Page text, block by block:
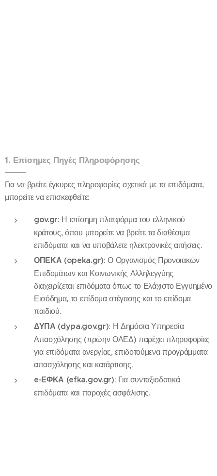
1. Επίσημες Πηγές Πληροφόρησης
Για να βρείτε έγκυρες πληροφορίες σχετικά με τα επιδόματα,
μπορείτε να επισκεφθείτε:
gov.gr: Η επίσημη πλατφόρμα του ελληνικού
κράτους, όπου μπορείτε να βρείτε τα διαθέσιμα
επιδόματα και να υποβάλετε ηλεκτρονικές αιτήσεις.
ΟΠΕΚΑ (opeka.gr): Ο Οργανισμός Προνοιακών
Επιδομάτων και Κοινωνικής Αλληλεγγύης
διαχειρίζεται επιδόματα όπως το Ελάχιστο Εγγυημένο
Εισόδημα, το επίδομα στέγασης και το επίδομα
παιδιού.
ΔΥΠΑ (dypa.gov.gr): Η Δημόσια Υπηρεσία
Απασχόλησης (πρώην ΟΑΕΔ) παρέχει πληροφορίες
για επιδόματα ανεργίας, επιδοτούμενα προγράμματα
απασχόλησης και κατάρτισης.
e-ΕΦΚΑ (efka.gov.gr): Για συνταξιοδοτικά
επιδόματα και παροχές ασφάλισης.